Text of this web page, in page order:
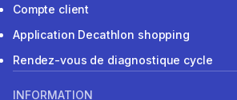
Compte client
Application Decathlon shopping
Rendez-vous de diagnostique cycle
INFORMATION